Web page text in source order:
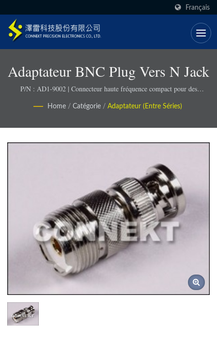
Français
Adaptateur BNC Plug Vers N Jack
P/N : AD1-9002 | Connecteur haute fréquence compact pour des
Home / Catégorie / Adaptateur (entre Séries)